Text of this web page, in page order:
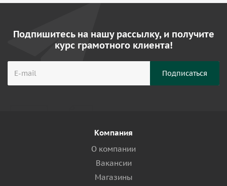
Подпишитесь на нашу рассылку, и получите
курс грамотного клиента!
Компания
О компании
Вакансии
Магазины